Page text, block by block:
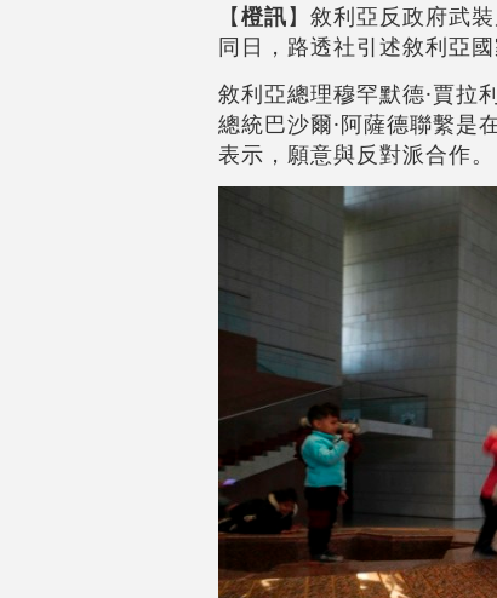
【橙訊】敘利亞反政府武
同日，路透社引述敘利亞
敘利亞總理穆罕默德·賈拉
總統巴沙爾·阿薩德聯繫是
表示，願意與反對派合作。